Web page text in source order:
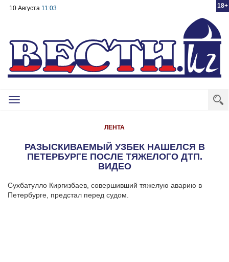
18+
10 Августа 11:03
Toggle
ЛЕНТА
РАЗЫСКИВАЕМЫЙ УЗБЕК НАШЕЛСЯ В
ПЕТЕРБУРГЕ ПОСЛЕ ТЯЖЕЛОГО ДТП.
ВИДЕО
Сухбатулло Киргизбаев, совершивший тяжелую аварию в
Петербурге, предстал перед судом.